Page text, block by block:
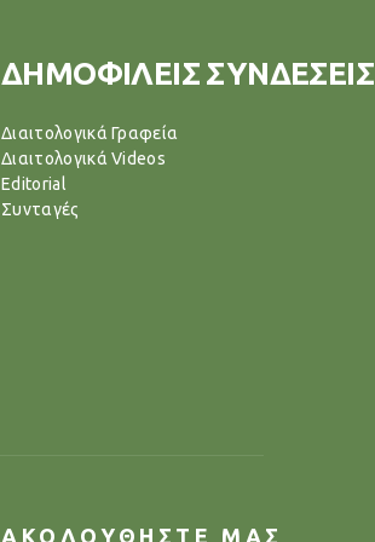
ΔΗΜΟΦΙΛΕΙΣ ΣΥΝΔΕΣΕΙΣ
Διαιτολογικά Γραφεία
Διαιτολογικά Videos
Editorial
Συνταγές
ΑΚΟΛΟΥΘΗΣΤΕ ΜΑΣ